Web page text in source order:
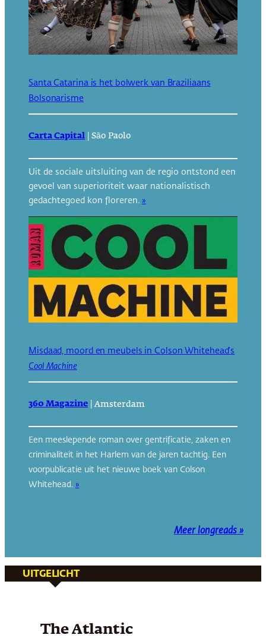
Santa Catarina is het bolwerk van Braziliaans
Bolsonarisme
Carta Capital São Paolo
Uit de sociale uitsluiting van de regio ontstond een
gevoel van superioriteit waar nationalistisch
gedachtegoed kon floreren. »
Misdaad, moord en meubels in Colson Whitehead’s
Cool Machine
360 Magazine Amsterdam
Een meeslepende roman over gentrificatie, zaken en
criminaliteit in het Harlem van de jaren tachtig. Een
voorpublicatie uit het nieuwe boek van Colson
Whitehead. »
Meer longreads »
UITGELICHT
The Atlantic